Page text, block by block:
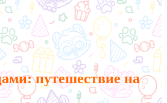
путешествие на